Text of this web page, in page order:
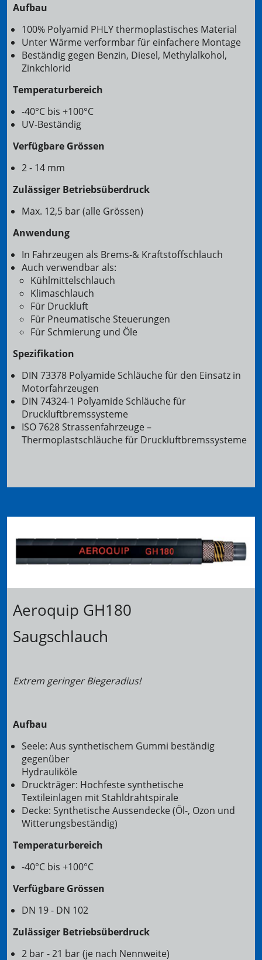
Aufbau
100% Polyamid PHLY thermoplastisches Material
Unter Wärme verformbar für einfachere Montage
Beständig gegen Benzin, Diesel, Methylalkohol,
Zinkchlorid
Temperaturbereich
-40°C bis +100°C
UV-Beständig
Verfügbare Grössen
2 - 14 mm
Zulässiger Betriebsüberdruck
Max. 12,5 bar (alle Grössen)
Anwendung
In Fahrzeugen als Brems-& Kraftstoffschlauch
Auch verwendbar als:
Kühlmittelschlauch
Klimaschlauch
Für Druckluft
Für Pneumatische Steuerungen
Für Schmierung und Öle
Spezifikation
DIN 73378 Polyamide Schläuche für den Einsatz in
Motorfahrzeugen
DIN 74324-1 Polyamide Schläuche für
Druckluftbremssysteme
ISO 7628 Strassenfahrzeuge –
Thermoplastschläuche für Druckluftbremssysteme
Aeroquip GH180
Saugschlauch
Extrem geringer Biegeradius!
Aufbau
Seele: Aus synthetischem Gummi beständig
gegenüber
Hydrauliköle
Druckträger: Hochfeste synthetische
Textileinlagen mit Stahldrahtspirale
Decke: Synthetische Aussendecke (Öl-, Ozon und
Witterungsbeständig)
Temperaturbereich
-40°C bis +100°C
Verfügbare Grössen
DN 19 - DN 102
Zulässiger Betriebsüberdruck
2 bar - 21 bar (je nach Nennweite)